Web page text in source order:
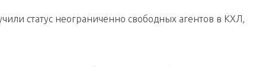
статус неограниченно свободных агентов в КХЛ,